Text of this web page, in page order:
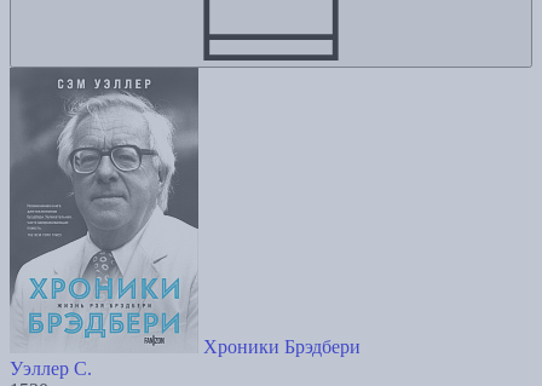
Хроники Брэдбери
Уэллер С.